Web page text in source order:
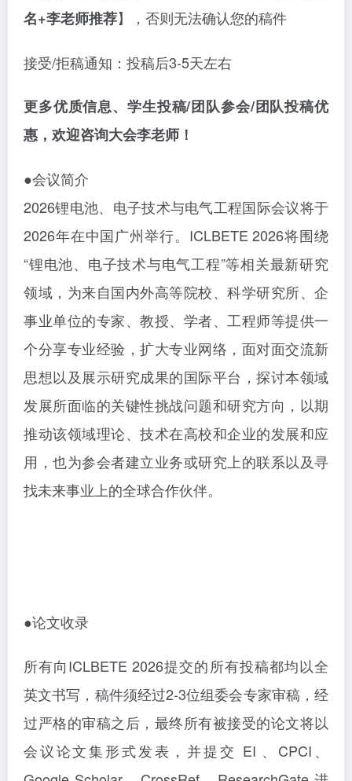
名+李老师推荐】，否则无法确认您的稿件
接受/拒稿通知：投稿后3-5天左右
更多优质信息、学生投稿/团队参会/团队投稿优
惠，欢迎咨询大会李老师！
●会议简介
2026锂电池、电子技术与电气工程国际会议将于
2026年在中国广州举行。ICLBETE 2026将围绕
“锂电池、电子技术与电气工程”等相关最新研究
领域，为来自国内外高等院校、科学研究所、企
事业单位的专家、教授、学者、工程师等提供一
个分享专业经验，扩大专业网络，面对面交流新
思想以及展示研究成果的国际平台，探讨本领域
发展所面临的关键性挑战问题和研究方向，以期
推动该领域理论、技术在高校和企业的发展和应
用，也为参会者建立业务或研究上的联系以及寻
找未来事业上的全球合作伙伴。
●论文收录
所有向ICLBETE 2026提交的所有投稿都均以全
英文书写，稿件须经过2-3位组委会专家审稿，经
过严格的审稿之后，最终所有被接受的论文将以
会议论文集形式发表，并提交 EI 、CPCI、